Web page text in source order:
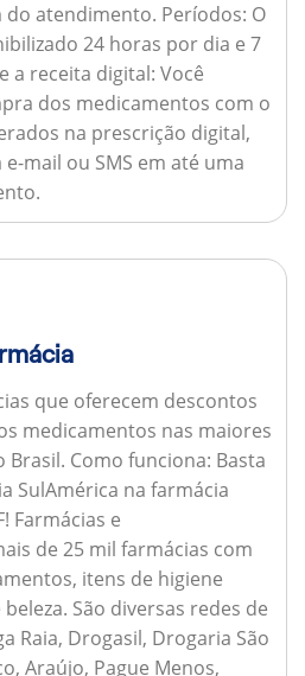
do atendimento. Períodos: O
24 horas por dia e 7
a receita digital: Você
dos medicamentos com o
na prescrição digital,
mail ou SMS em até uma
que oferecem descontos
medicamentos nas maiores
Brasil. Como funciona: Basta
SulAmérica na farmácia
Farmácias e
de 25 mil farmácias com
itens de higiene
São diversas redes de
Raia, Drogasil, Drogaria São
Araújo, Pague Menos,